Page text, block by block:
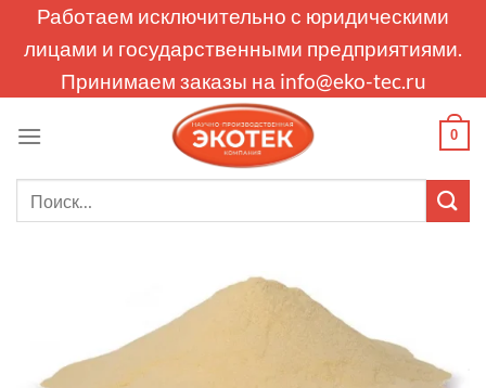
Работаем исключительно с юридическими
лицами и государственными предприятиями.
Принимаем заказы на info@eko-tec.ru
0